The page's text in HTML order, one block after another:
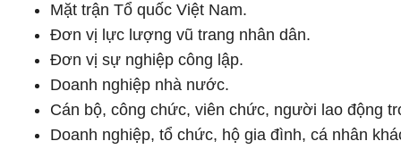
Mặt trận Tổ quốc Việt Nam.
Đơn vị lực lượng vũ trang nhân dân.
Đơn vị sự nghiệp công lập.
Doanh nghiệp nhà nước.
Cán bộ, công chức, viên chức, người lao động
Doanh nghiệp, tổ chức, hộ gia đình, cá nhân